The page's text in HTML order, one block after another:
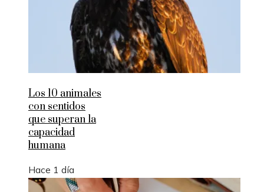
Los 10 animales
con sentidos
que superan la
capacidad
humana
Hace 1 día